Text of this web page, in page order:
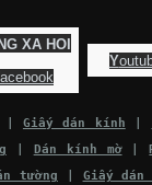
XA HOI
acebook
Y
Giấy dán kính
Dán kính mờ
tường Giấy dán